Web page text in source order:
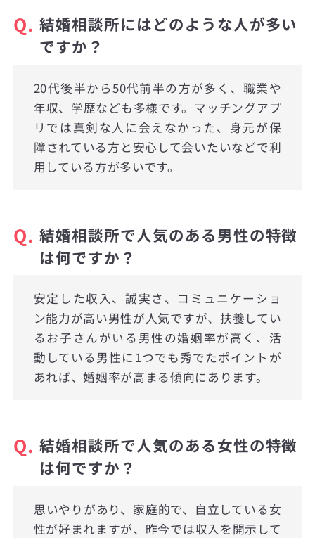
Q. 結婚相談所にはどのような人が多い
ですか？
20代後半から50代前半の方が多く、職業や
年収、学歴なども多様です。マッチングアプ
リでは真剣な人に会えなかった、身元が保
障されている方と安心して会いたいなどで利
用している方が多いです。
Q. 結婚相談所で人気のある男性の特徴
は何ですか？
安定した収入、誠実さ、コミュニケーショ
ン能力が高い男性が人気ですが、扶養してい
るお子さんがいる男性の婚姻率が高く、活
動している男性に1つでも秀でたポイントが
あれば、婚姻率が高まる傾向にあります。
Q. 結婚相談所で人気のある女性の特徴
は何ですか？
思いやりがあり、家庭的で、自立している女
性が好まれますが、昨今では収入を開示して